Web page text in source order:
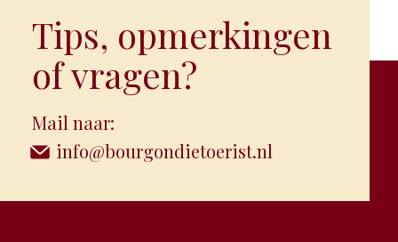
Tips, opmerkingen
of vragen?
Mail naar:
info@bourgondietoerist.nl